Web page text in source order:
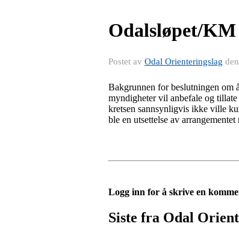
Odalsløpet/
Postet av Odal Orienteringslag den
Bakgrunnen for beslutningen om
myndigheter vil anbefale og
kretsen sannsynligvis ikke ville
ble en utsettelse av
Logg inn for å skrive en
Siste fra Odal